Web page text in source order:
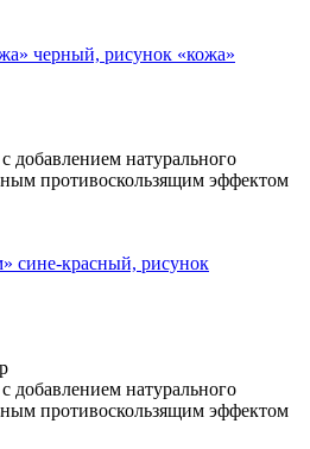
черный, рисунок «кожа»
добавлением натурального
противоскользящим эффектом
сине-красный, рисунок
добавлением натурального
противоскользящим эффектом